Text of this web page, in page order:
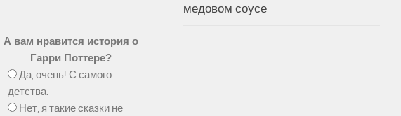
медовом соусе
А вам нравится история о
Гарри Поттере?
Да, очень! С самого
детства.
Нет, я такие сказки не